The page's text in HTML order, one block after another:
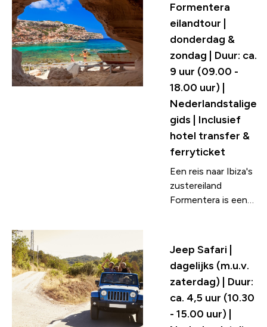
gemaakt.
Hoogtepunten zijn:
strand en
zoutpannen van
Salinas, Mirador Es
Vedrà, San Antonio,
strand Portinatx,
San Miquel of Cala
San Vicente en een
hippiemarkt.
Formentera
eilandtour |
donderdag &
zondag | Duur: ca.
9 uur (09.00 -
18.00 uur) |
Nederlandstalige
gids | Inclusief
hotel transfer &
ferryticket
Een reis naar Ibiza's
zustereiland
Formentera is een
Formentera-haven,
Mirador La Mola
met een
panoramisch
uitzicht, vuurtoren
Jeep Safari |
dagelijks (m.u.v.
zaterdag) | Duur:
ca. 4,5 uur (10.30
- 15.00 uur) |